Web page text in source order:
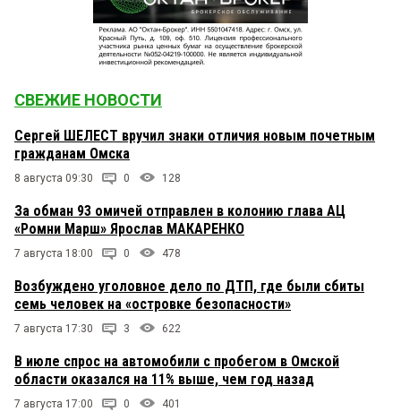
СВЕЖИЕ НОВОСТИ
Сергей ШЕЛЕСТ вручил знаки отличия новым почетным
гражданам Омска
8 августа 09:30 0 128
За обман 93 омичей отправлен в колонию глава АЦ
«Ромни Марш» Ярослав МАКАРЕНКО
7 августа 18:00 0 478
Возбуждено уголовное дело по ДТП, где были сбиты
семь человек на «островке безопасности»
7 августа 17:30 3 622
В июле спрос на автомобили с пробегом в Омской
области оказался на 11% выше, чем год назад
7 августа 17:00 0 401